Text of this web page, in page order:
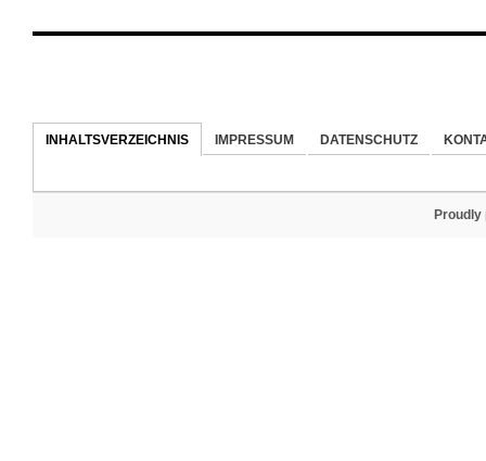
INHALTSVERZEICHNIS IMPRESSUM DATENSCHUTZ
Proudly